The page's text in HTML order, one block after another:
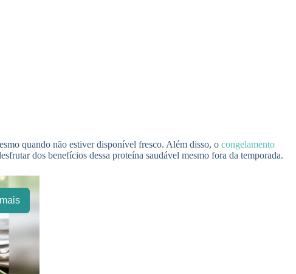
quando não estiver disponível fresco. Além disso, o congelamento
dos benefícios dessa proteína saudável mesmo fora da temporada.